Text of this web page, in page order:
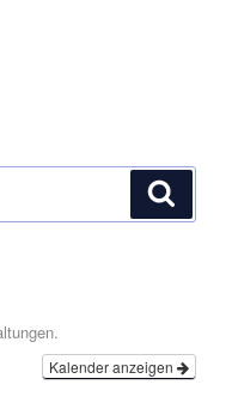
Kalender anzeigen